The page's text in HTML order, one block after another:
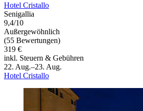
Hotel Cristallo
Senigallia
9,4/10
Außergewöhnlich
(55 Bewertungen)
319 €
inkl. Steuern & Gebühren
22. Aug.–23. Aug.
Hotel Cristallo